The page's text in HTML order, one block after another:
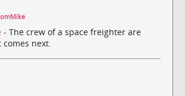
- The crew of a space freighter are
next.